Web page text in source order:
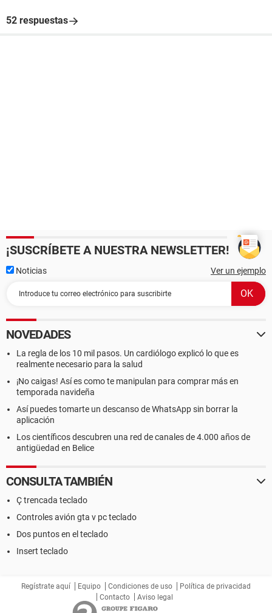
52 respuestas
¡SUSCRÍBETE A NUESTRA NEWSLETTER!
Noticias Ver un ejemplo
NOVEDADES
La regla de los 10 mil pasos. Un cardiólogo explicó lo que es
realmente necesario para la salud
¡No caigas! Así es como te manipulan para comprar más en
temporada navideña
Así puedes tomarte un descanso de WhatsApp sin borrar la
aplicación
Los científicos descubren una red de canales de 4.000 años de
antigüedad en Belice
CONSULTA TAMBIÉN
Ç trencada teclado
Controles avión gta v pc teclado
Dos puntos en el teclado
Insert teclado
Regístrate aquí Equipo Condiciones de uso
Política de privacidad
Contacto
Aviso legal